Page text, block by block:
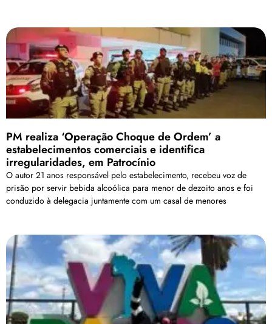
PM realiza ‘Operação Choque de Ordem’ a
estabelecimentos comerciais e identifica
irregularidades, em Patrocínio
O autor 21 anos responsável pelo estabelecimento, recebeu voz de
prisão por servir bebida alcoólica para menor de dezoito anos e foi
conduzido à delegacia juntamente com um casal de menores